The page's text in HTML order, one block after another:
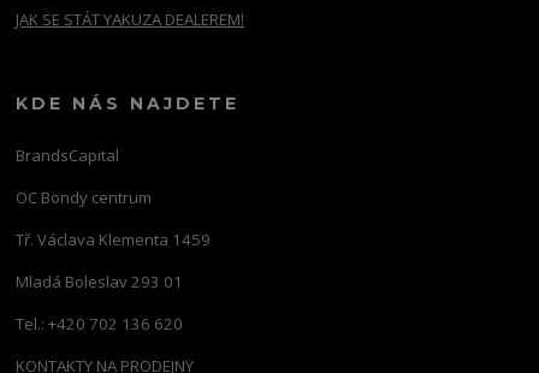
JAK SE STÁT YAKUZA DEALEREM!
KDE NÁS NAJDETE
BrandsCapital
OC Bondy centrum
Tř. Václava Klementa 1459
Mladá Boleslav 293 01
Tel.: +420 702 136 620
KONTAKTY NA PRODEJNY